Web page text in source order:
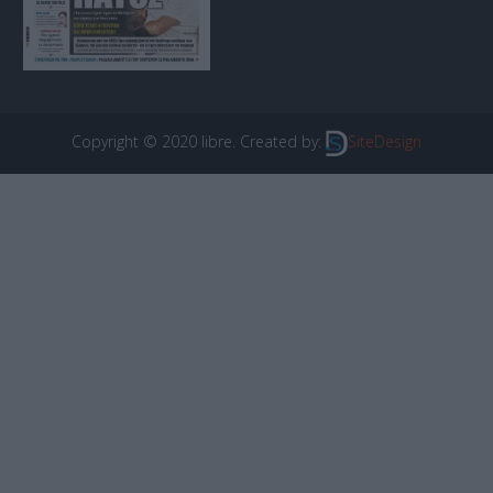
Copyright © 2020 libre. Created by: SiteDesign